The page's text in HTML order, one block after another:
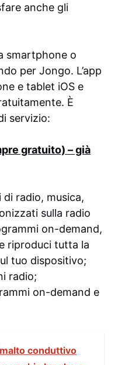
anche gli
smartphone o
per Jongo. L’app
e tablet iOS e
È
servizio:
gratuito) – già
di radio, musica,
sulla radio
on-demand,
riproduci tutta la
tuo dispositivo;
radio;
on-demand e
conduttivo